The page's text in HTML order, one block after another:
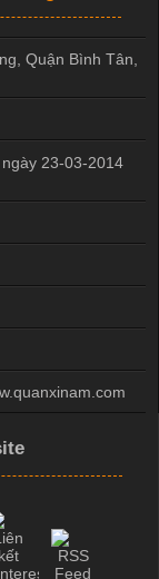
, Quận Bình Tân,
23-03-2014